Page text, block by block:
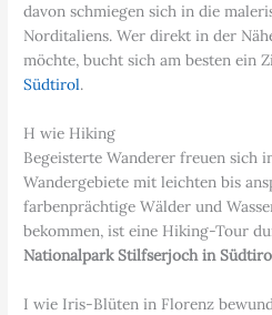
davon schmiegen sich in die
Norditaliens. Wer direkt in der
möchte, bucht sich am besten ein
Südtirol.
H wie Hiking
Begeisterte Wanderer freuen sich
Wandergebiete mit leichten bis
farbenprächtige Wälder und
bekommen, ist eine Hiking-Tour
Nationalpark Stilfserjoch in
I wie Iris-Blüten in Florenz